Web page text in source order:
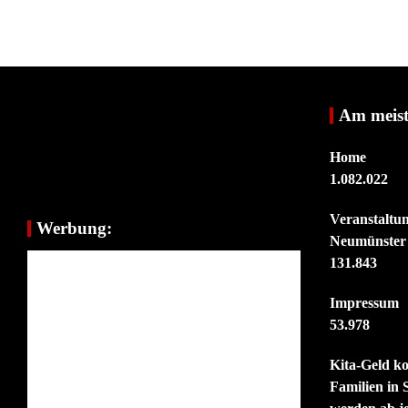
Werbung:
Am
Home
1.082.022
131.843
Impressum
53.978
Kita-Geld
Familien in